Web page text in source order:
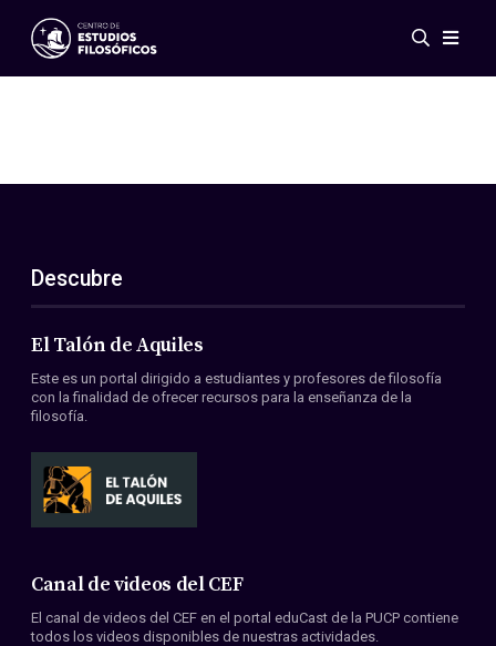
Eventos
ES
EN
Acerca de nosotros
Miembros
Convenios
Descubre
El Talón de Aquiles
Este es un portal dirigido a estudiantes y profesores de filosofía
con la finalidad de ofrecer recursos para la enseñanza de la
filosofía.
Canal de videos del CEF
El canal de videos del CEF en el portal eduCast de la PUCP contiene
todos los videos disponibles de nuestras actividades.